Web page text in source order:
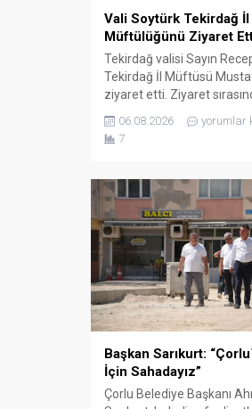
Vali Soytürk Tekirdağ İl
Müftülüğünü Ziyaret
Tekirdağ valisi Sayın
Tekirdağ İl Müftüsü
ziyaret etti. Ziyaret
Müftülüğü personeli
karşılanan Vali Soytürk
müftülüğün çalışma ve
hakkında bilgi aldı. Günün
hatıra fotoğrafı
ardından ziyaret sona erdi.
06.08.2026
yorumlar
7
Başkan Sarıkurt:
İçin Sahadayız”
Çorlu Belediye Başkanı